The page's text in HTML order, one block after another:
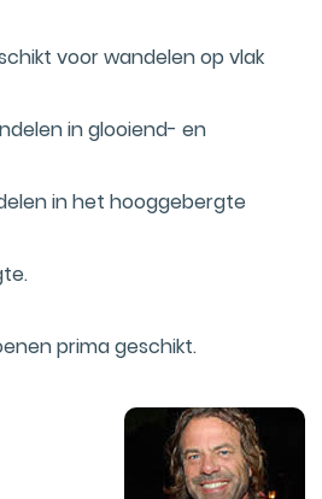
voor wandelen op vlak
in glooiend- en
in het hooggebergte
prima geschikt.